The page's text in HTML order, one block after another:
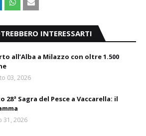
INTERESSARTI
all’Alba a Milazzo con oltre 1.500
03, 2026
28ª Sagra del Pesce a Vaccarella: il
31, 2026